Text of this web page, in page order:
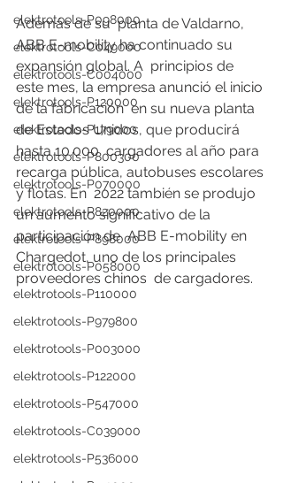
elektrotools-P098000
elektrotools-C049000
elektrotools-C004000
elektrotools-P120000
elektrotools-P179000
elektrotools-P800300
elektrotools-P070000
elektrotools-P820000
elektrotools-P898000
elektrotools-P058000
elektrotools-P110000
elektrotools-P979800
elektrotools-P003000
elektrotools-P122000
elektrotools-P547000
elektrotools-C039000
elektrotools-P536000
Además de su  planta de Valdarno,
ABB E-mobility ha continuado su
expansión global. A  principios de
este mes, la empresa anunció el inicio
de la fabricación  en su nueva planta
de Estados Unidos, que producirá
hasta 10.000  cargadores al año para
recarga pública, autobuses escolares
y flotas. En  2022 también se produjo
un aumento significativo de la
participación de  ABB E-mobility en
Chargedot, uno de los principales
proveedores chinos  de cargadores.